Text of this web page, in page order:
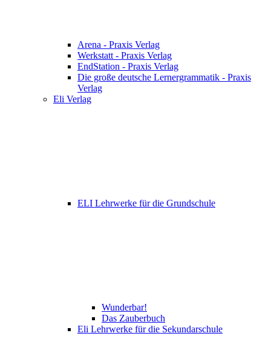
Arena - Praxis Verlag
Werkstatt - Praxis Verlag
EndStation - Praxis Verlag
Die große deutsche Lernergrammatik - Praxis
Verlag
Eli Verlag
ELI Lehrwerke für die Grundschule
Wunderbar!
Das Zauberbuch
Eli Lehrwerke für die Sekundarschule